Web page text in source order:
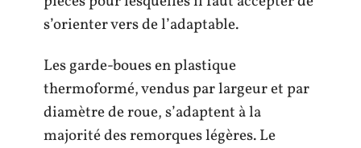
s’orienter vers de l’adaptable.
Les garde-boues en plastique
thermoformé, vendus par largeur et par
diamètre de roue, s’adaptent à la
majorité des remorques légères. Le